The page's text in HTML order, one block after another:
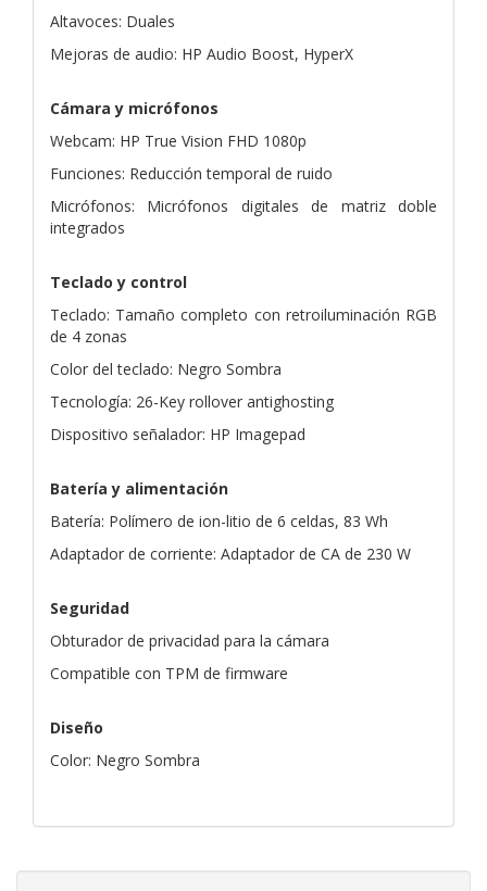
Altavoces: Duales
Mejoras de audio: HP Audio Boost, HyperX
Cámara y micrófonos
Webcam: HP True Vision FHD 1080p
Funciones: Reducción temporal de ruido
Micrófonos: Micrófonos digitales de matriz doble
integrados
Teclado y control
Teclado: Tamaño completo con retroiluminación RGB
de 4 zonas
Color del teclado: Negro Sombra
Tecnología: 26-Key rollover antighosting
Dispositivo señalador: HP Imagepad
Batería y alimentación
Batería: Polímero de ion-litio de 6 celdas, 83 Wh
Adaptador de corriente: Adaptador de CA de 230 W
Seguridad
Obturador de privacidad para la cámara
Compatible con TPM de firmware
Diseño
Color: Negro Sombra